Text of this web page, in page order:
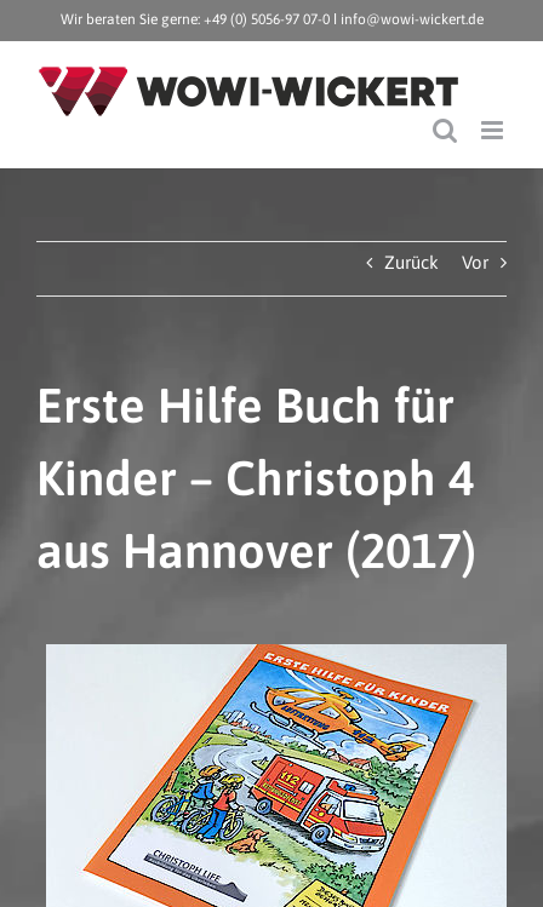
Inhalt
springen
Wir beraten Sie gerne: +49 (0) 5056-97 07-0 ǀ info@wowi-wickert.de
Zurück Vor
Erste Hilfe Buch für
Kinder – Christoph 4
aus Hannover (2017)